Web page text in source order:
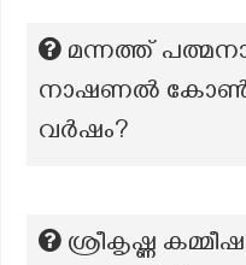
മന്നത്ത്
നാഷണല്‍
വര്‍ഷം?
ശ്രീകൃഷ്ണ